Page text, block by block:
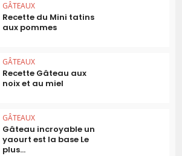
GÂTEAUX
Recette du Mini tatins
aux pommes
GÂTEAUX
Recette Gâteau aux
noix et au miel
GÂTEAUX
Gâteau incroyable un
yaourt est la base Le
plus...